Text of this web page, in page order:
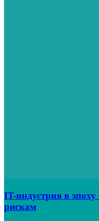
IT-индустрия в
рискам